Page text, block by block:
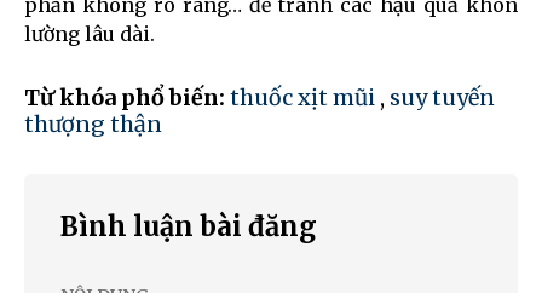
phần không rõ ràng… để tránh các hậu quả khôn
lường lâu dài.
Từ khóa phổ biến: thuốc xịt mũi , suy tuyến
thượng thận
Bình luận bài đăng